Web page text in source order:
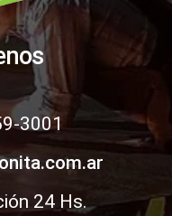
3001
24 Hs.